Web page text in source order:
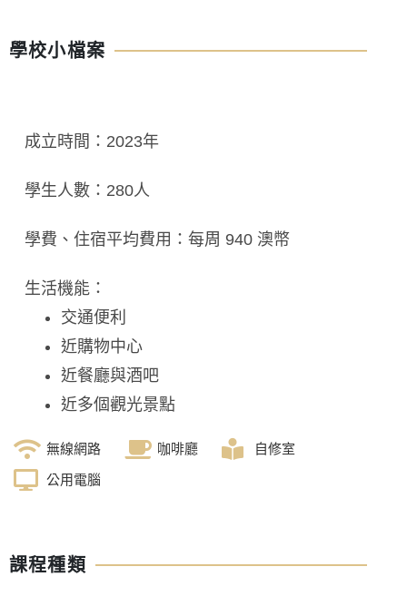
學校小檔案
成立時間：2023年
學生人數：280人
學費、住宿平均費用：每周 940 澳幣
生活機能：
交通便利
近購物中心
近餐廳與酒吧
近多個觀光景點
無線網路 咖啡廳
自修室
公用電腦
課程種類